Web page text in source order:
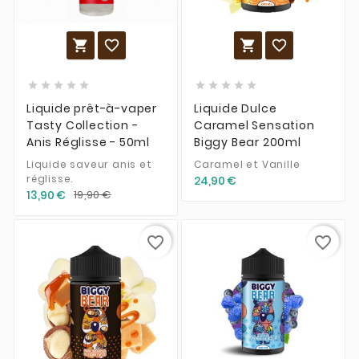
 
    
Liquide prêt-à-vaper
Tasty Collection -
Anis Réglisse - 50ml
Liquide saveur anis et
réglisse.
13,90 € 19,90 €
 
    
Liquide Dulce
Caramel Sensation
Biggy Bear 200ml
Caramel et Vanille
24,90 €
favorite_border favorite_border